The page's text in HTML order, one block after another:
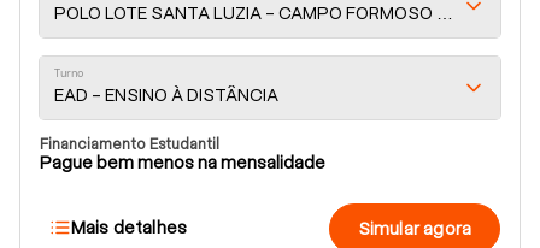
POLO LOTE SANTA LUZIA - CAMPO FORMOSO - BA
Turno
EAD - ENSINO À DISTÂNCIA
Financiamento Estudantil
Pague bem menos na mensalidade
Mais detalhes Simular agora